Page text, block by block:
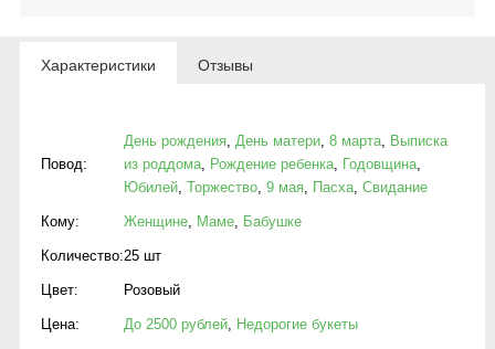
Характеристики Отзывы
Повод:
День рождения, День матери, 8 марта, Выписка
из роддома, Рождение ребенка, Годовщина,
Юбилей, Торжество, 9 мая, Пасха, Свидание
Кому: Женщине, Маме, Бабушке
Количество:25 шт
Цвет: Розовый
Цена: До 2500 рублей, Недорогие букеты